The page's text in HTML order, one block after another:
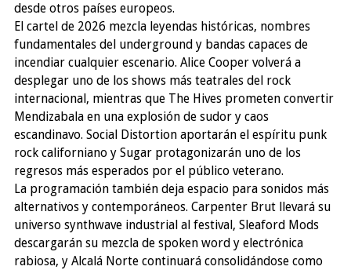
desde otros países europeos.
El cartel de 2026 mezcla leyendas históricas, nombres
fundamentales del underground y bandas capaces de
incendiar cualquier escenario. Alice Cooper volverá a
desplegar uno de los shows más teatrales del rock
internacional, mientras que The Hives prometen convertir
Mendizabala en una explosión de sudor y caos
escandinavo. Social Distortion aportarán el espíritu punk
rock californiano y Sugar protagonizarán uno de los
regresos más esperados por el público veterano.
La programación también deja espacio para sonidos más
alternativos y contemporáneos. Carpenter Brut llevará su
universo synthwave industrial al festival, Sleaford Mods
descargarán su mezcla de spoken word y electrónica
rabiosa, y Alcalá Norte continuará consolidándose como